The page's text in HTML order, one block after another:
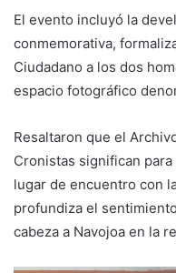
El evento incluyó la
conmemorativa,
Ciudadano a los dos
espacio fotográfico
Resaltaron que el
Cronistas significan
lugar de encuentro con
profundiza el
cabeza a Navojoa en la